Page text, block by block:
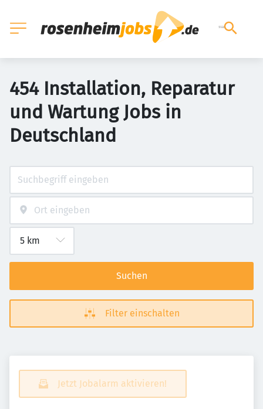
454 Installation, Reparatur
und Wartung Jobs in
Deutschland
Suchen
Filter einschalten
Jetzt Jobalarm aktivieren!